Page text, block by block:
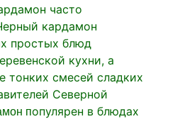
часто
кардамон
простых блюд
кухни, а
тонких смесей сладких
Северной
популярен в блюдах